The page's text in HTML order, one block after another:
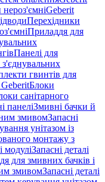
Geberit
Перехідники
Приладдя для
Панелі для
гвинтів для
Блоки
санітарного
панеліЗмивні бачки й
змивомЗапасні
унітазом із
монтажу з
модуліЗапасні деталі
для змивних бачків і
змивомЗапасні деталі